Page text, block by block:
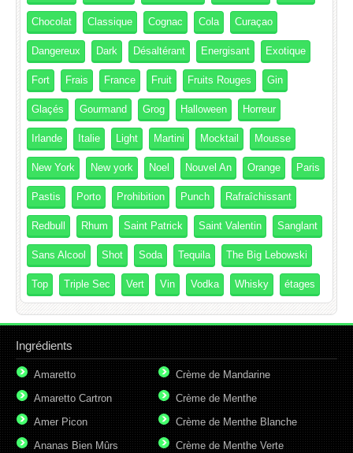
Chocolat Classique Cognac Cola Curaçao
Dangereux Dark Désaltérant Energisant Exotique
Fort Frais France Fruit Fruits Rouges Gin
Glaçés Gourmand Grog Halloween Horreur
Irlande Italie Light Martini Mocktail Mousse
New York New york Noel Nouvel An Orange Paris
Pastis Porto Prohibition Punch Rafraîchissant
Redbull Rhum Saint Patrick Saint Valentin Sanglant
Sans Alcool Shot Soda Tequila The Big Lebowski
Top Triple Sec Vert Vin Vodka Whisky étages
Ingrédients
Amaretto
Amaretto Cartron
Amer Picon
Ananas Bien Mûrs
Crème de Mandarine
Crème de Menthe
Crème de Menthe Blanche
Crème de Menthe Verte